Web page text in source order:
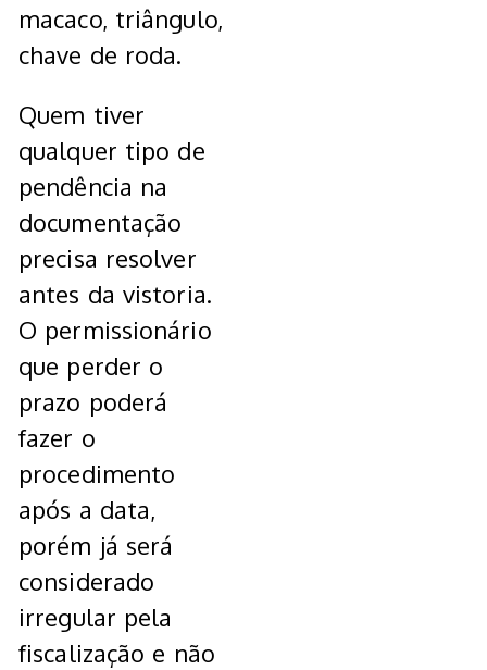
macaco, triângulo,
chave de roda.
Quem tiver
qualquer tipo de
pendência na
documentação
precisa resolver
antes da vistoria.
O permissionário
que perder o
prazo poderá
fazer o
procedimento
após a data,
porém já será
considerado
irregular pela
fiscalização e não